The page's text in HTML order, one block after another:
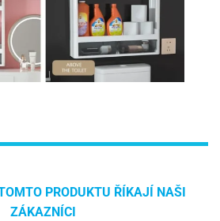
PRODUKTU ŘÍKAJÍ NAŠI
ZÁKAZNÍCI